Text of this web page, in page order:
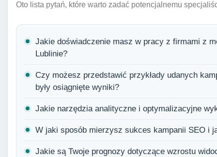
Oto lista pytań, które warto zadać potencjalnemu
Jakie doświadczenie masz w pracy z firmami z
Lublinie?
Czy możesz przedstawić przykłady udanych
były osiągnięte wyniki?
Jakie narzędzia analityczne i optymalizacyjne
W jaki sposób mierzysz sukces kampanii SEO i
Jakie są Twoje prognozy dotyczące wzrostu